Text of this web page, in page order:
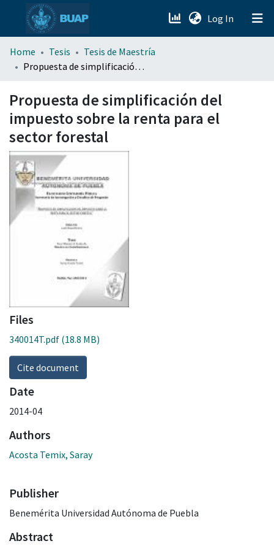
Log In (current)
menu.section.about_menu
Home Tesis
Tesis de Maestría
Propuesta de simplificación del impuesto sobre la renta para el sector forestal
Propuesta de simplificación del
impuesto sobre la renta para el
sector forestal
Files
340014T.pdf (18.8 MB)
Cite document
Date
2014-04
Authors
Acosta Temix, Saray
Publisher
Benemérita Universidad Autónoma de Puebla
Abstract